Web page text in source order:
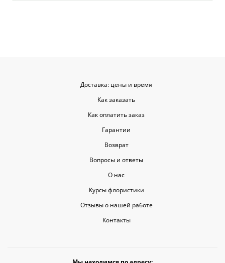
Доставка: цены и время
Как заказать
Как оплатить заказ
Гарантии
Возврат
Вопросы и ответы
О нас
Курсы флористики
Отзывы о нашей работе
Контакты